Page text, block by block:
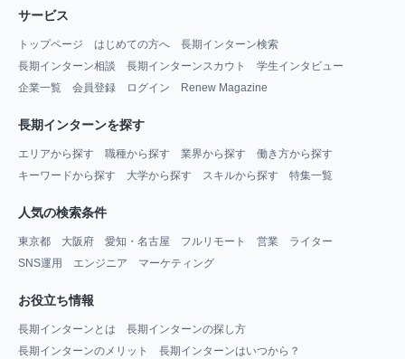
サービス
トップページ はじめての方へ
長期インターン検索
長期インターン相談
長期インターンスカウト
学生インタビュー
企業一覧
会員登録 ログイン Renew Magazine
長期インターンを探す
エリアから探す 職種から探す 業界から探す
働き方から探す
キーワードから探す
大学から探す スキルから探す 特集一覧
人気の検索条件
東京都 大阪府 愛知・名古屋 フルリモート 営業
ライター
SNS運用
エンジニア マーケティング
お役立ち情報
長期インターンとは
長期インターンの探し方
長期インターンのメリット
長期インターンはいつから？